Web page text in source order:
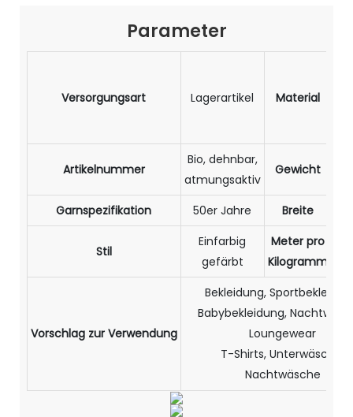
Parameter
Versorgungsart Lagerartikel Material
Artikelnummer
Bio, dehnbar,
atmungsaktiv
Gewicht
Garnspezifikation
50er Jahre Breite
Stil
Einfarbig
gefärbt
Meter pro
Kilogramm
Vorschlag zur Verwendung
Bekleidung,
Babybekleidung,
Loungewear
T-Shirts, Unterwäsche,
Nachtwäsche